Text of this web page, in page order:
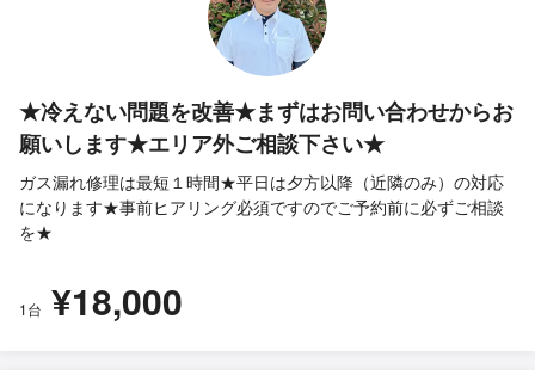
★冷えない問題を改善★まずはお問い合わせからお
願いします★エリア外ご相談下さい★
ガス漏れ修理は最短１時間★平日は夕方以降（近隣のみ）の対応
になります★事前ヒアリング必須ですのでご予約前に必ずご相談
を★
1台 ¥18,000